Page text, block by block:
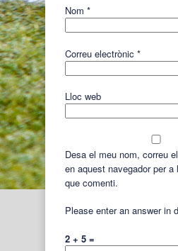
Nom *
Correu electrònic *
Lloc web
Desa el meu nom, correu
en aquest navegador per
que comenti.
Please enter an answer in
2 + 5 =